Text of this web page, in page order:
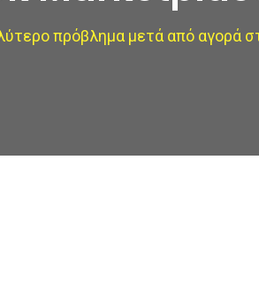
πρόβλημα μετά από αγορά